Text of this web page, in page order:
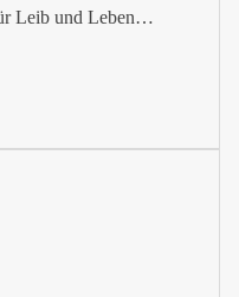
Leib und Leben
nach VOB im